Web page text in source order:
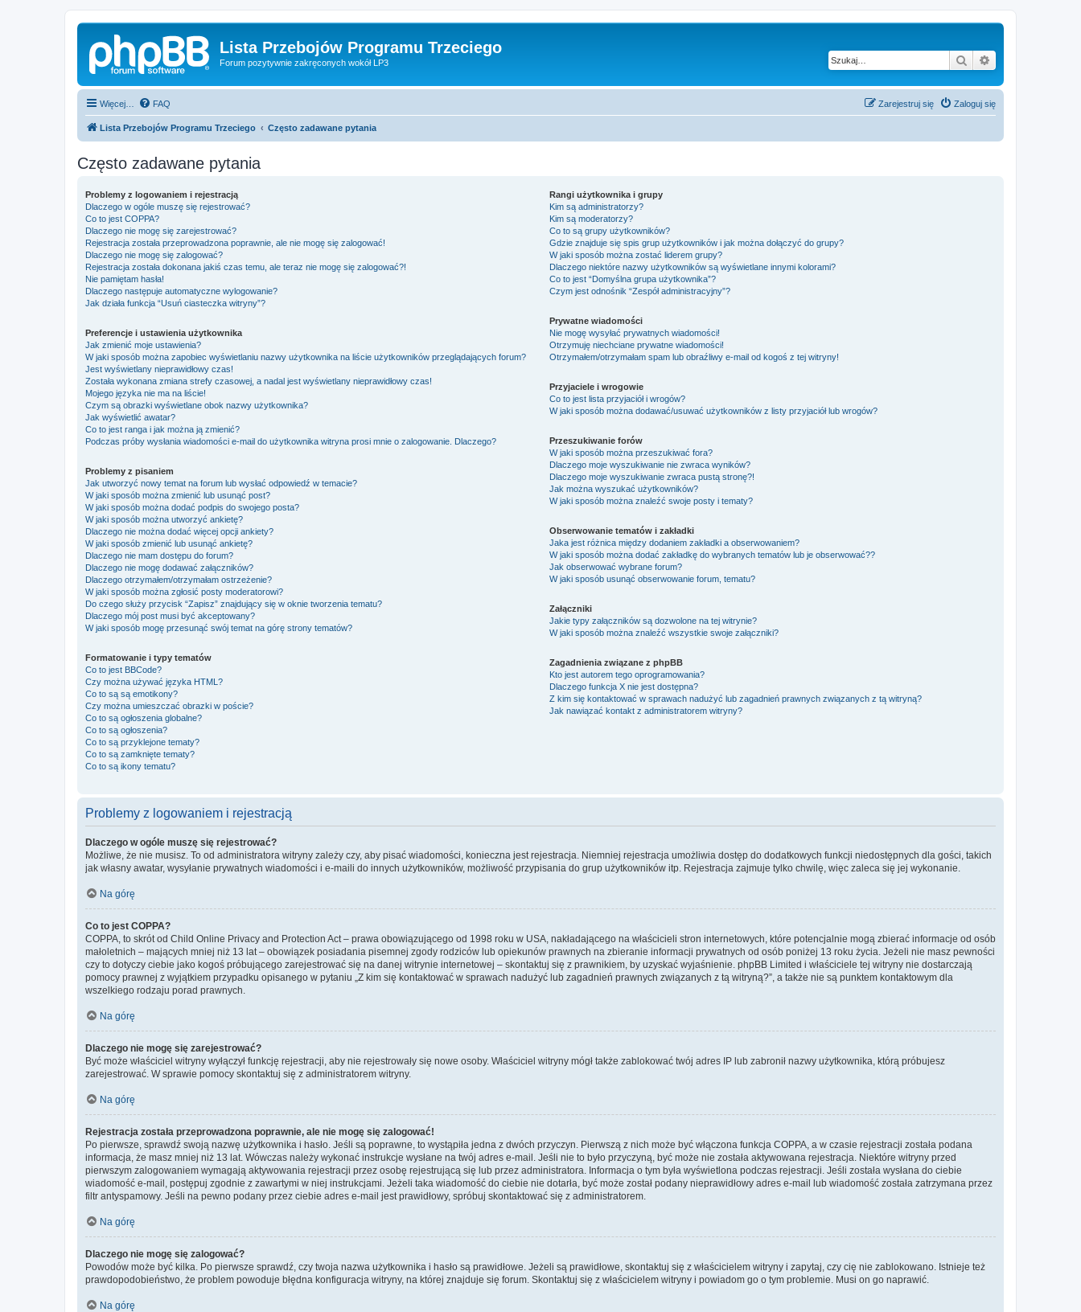
Lista Przebojów Programu Trzeciego
Forum pozytywnie zakręconych wokół LP3 Szukaj
Więcej… FAQ Zaloguj się
Zarejestruj się
Lista Przebojów Programu Trzeciego Często zadawane pytania
Często zadawane pytania
Problemy z logowaniem i rejestracją
Dlaczego w ogóle muszę się rejestrować?
Co to jest COPPA?
Dlaczego nie mogę się zarejestrować?
Rejestracja została przeprowadzona poprawnie, ale nie mogę się zalogować!
Dlaczego nie mogę się zalogować?
Rejestracja została dokonana jakiś czas temu, ale teraz nie mogę się zalogować?!
Nie pamiętam hasła!
Dlaczego następuje automatyczne wylogowanie?
Jak działa funkcja “Usuń ciasteczka witryny”?
Preferencje i ustawienia użytkownika
Jak zmienić moje ustawienia?
W jaki sposób można zapobiec wyświetlaniu nazwy użytkownika na liście użytkowników przeglądających forum?
Jest wyświetlany nieprawidłowy czas!
Została wykonana zmiana strefy czasowej, a nadal jest wyświetlany nieprawidłowy czas!
Mojego języka nie ma na liście!
Czym są obrazki wyświetlane obok nazwy użytkownika?
Jak wyświetlić awatar?
Co to jest ranga i jak można ją zmienić?
Podczas próby wysłania wiadomości e-mail do użytkownika witryna prosi mnie o zalogowanie. Dlaczego?
Problemy z pisaniem
Jak utworzyć nowy temat na forum lub wysłać odpowiedź w temacie?
W jaki sposób można zmienić lub usunąć post?
W jaki sposób można dodać podpis do swojego posta?
W jaki sposób można utworzyć ankietę?
Dlaczego nie można dodać więcej opcji ankiety?
W jaki sposób zmienić lub usunąć ankietę?
Dlaczego nie mam dostępu do forum?
Dlaczego nie mogę dodawać załączników?
Dlaczego otrzymałem/otrzymałam ostrzeżenie?
W jaki sposób można zgłosić posty moderatorowi?
Do czego służy przycisk “Zapisz” znajdujący się w oknie tworzenia tematu?
Dlaczego mój post musi być akceptowany?
W jaki sposób mogę przesunąć swój temat na górę strony tematów?
Formatowanie i typy tematów
Co to jest BBCode?
Czy można używać języka HTML?
Co to są są emotikony?
Czy można umieszczać obrazki w poście?
Co to są ogłoszenia globalne?
Co to są ogłoszenia?
Co to są przyklejone tematy?
Co to są zamknięte tematy?
Co to są ikony tematu?
Rangi użytkownika i grupy
Kim są administratorzy?
Kim są moderatorzy?
Co to są grupy użytkowników?
Gdzie znajduje się spis grup użytkowników i jak można dołączyć do grupy?
W jaki sposób można zostać liderem grupy?
Dlaczego niektóre nazwy użytkowników są wyświetlane innymi kolorami?
Co to jest “Domyślna grupa użytkownika”?
Czym jest odnośnik “Zespół administracyjny”?
Prywatne wiadomości
Nie mogę wysyłać prywatnych wiadomości!
Otrzymuję niechciane prywatne wiadomości!
Otrzymałem/otrzymałam spam lub obraźliwy e-mail od kogoś z tej witryny!
Przyjaciele i wrogowie
Co to jest lista przyjaciół i wrogów?
W jaki sposób można dodawać/usuwać użytkowników z listy przyjaciół lub wrogów?
Przeszukiwanie forów
W jaki sposób można przeszukiwać fora?
Dlaczego moje wyszukiwanie nie zwraca wyników?
Dlaczego moje wyszukiwanie zwraca pustą stronę?!
Jak można wyszukać użytkowników?
W jaki sposób można znaleźć swoje posty i tematy?
Obserwowanie tematów i zakładki
Jaka jest różnica między dodaniem zakładki a obserwowaniem?
W jaki sposób można dodać zakładkę do wybranych tematów lub je obserwować??
Jak obserwować wybrane forum?
W jaki sposób usunąć obserwowanie forum, tematu?
Załączniki
Jakie typy załączników są dozwolone na tej witrynie?
W jaki sposób można znaleźć wszystkie swoje załączniki?
Zagadnienia związane z phpBB
Kto jest autorem tego oprogramowania?
Dlaczego funkcja X nie jest dostępna?
Z kim się kontaktować w sprawach nadużyć lub zagadnień prawnych związanych z tą witryną?
Jak nawiązać kontakt z administratorem witryny?
Problemy z logowaniem i rejestracją
Dlaczego w ogóle muszę się rejestrować?
Możliwe, że nie musisz. To od administratora witryny zależy czy, aby pisać wiadomości, konieczna jest rejestracja. Niemniej rejestracja umożliwia dostęp do dodatkowych funkcji niedostępnych dla gości, takich
jak własny awatar, wysyłanie prywatnych wiadomości i e-maili do innych użytkowników, możliwość przypisania do grup użytkowników itp. Rejestracja zajmuje tylko chwilę, więc zaleca się jej wykonanie.
Na górę
Co to jest COPPA?
COPPA, to skrót od Child Online Privacy and Protection Act – prawa obowiązującego od 1998 roku w USA, nakładającego na właścicieli stron internetowych, które potencjalnie mogą zbierać informacje od osób
małoletnich – mających mniej niż 13 lat – obowiązek posiadania pisemnej zgody rodziców lub opiekunów prawnych na zbieranie informacji prywatnych od osób poniżej 13 roku życia. Jeżeli nie masz pewności
czy to dotyczy ciebie jako kogoś próbującego zarejestrować się na danej witrynie internetowej – skontaktuj się z prawnikiem, by uzyskać wyjaśnienie. phpBB Limited i właściciele tej witryny nie dostarczają
pomocy prawnej z wyjątkiem przypadku opisanego w pytaniu „Z kim się kontaktować w sprawach nadużyć lub zagadnień prawnych związanych z tą witryną?”, a także nie są punktem kontaktowym dla
wszelkiego rodzaju porad prawnych.
Na górę
Dlaczego nie mogę się zarejestrować?
Być może właściciel witryny wyłączył funkcję rejestracji, aby nie rejestrowały się nowe osoby. Właściciel witryny mógł także zablokować twój adres IP lub zabronił nazwy użytkownika, którą próbujesz
zarejestrować. W sprawie pomocy skontaktuj się z administratorem witryny.
Na górę
Rejestracja została przeprowadzona poprawnie, ale nie mogę się zalogować!
Po pierwsze, sprawdź swoją nazwę użytkownika i hasło. Jeśli są poprawne, to wystąpiła jedna z dwóch przyczyn. Pierwszą z nich może być włączona funkcja COPPA, a w czasie rejestracji została podana
informacja, że masz mniej niż 13 lat. Wówczas należy wykonać instrukcje wysłane na twój adres e-mail. Jeśli nie to było przyczyną, być może nie została aktywowana rejestracja. Niektóre witryny przed
pierwszym zalogowaniem wymagają aktywowania rejestracji przez osobę rejestrującą się lub przez administratora. Informacja o tym była wyświetlona podczas rejestracji. Jeśli została wysłana do ciebie
wiadomość e-mail, postępuj zgodnie z zawartymi w niej instrukcjami. Jeżeli taka wiadomość do ciebie nie dotarła, być może został podany nieprawidłowy adres e-mail lub wiadomość została zatrzymana przez
filtr antyspamowy. Jeśli na pewno podany przez ciebie adres e-mail jest prawidłowy, spróbuj skontaktować się z administratorem.
Na górę
Dlaczego nie mogę się zalogować?
Powodów może być kilka. Po pierwsze sprawdź, czy twoja nazwa użytkownika i hasło są prawidłowe. Jeżeli są prawidłowe, skontaktuj się z właścicielem witryny i zapytaj, czy cię nie zablokowano. Istnieje też
prawdopodobieństwo, że problem powoduje błędna konfiguracja witryny, na której znajduje się forum. Skontaktuj się z właścicielem witryny i powiadom go o tym problemie. Musi on go naprawić.
Na górę